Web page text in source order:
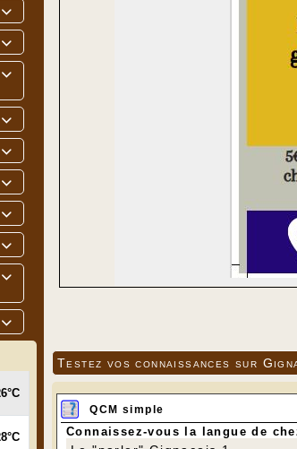










Testez vos connaissances sur
QCM simple
Connaissez-vous la langue de